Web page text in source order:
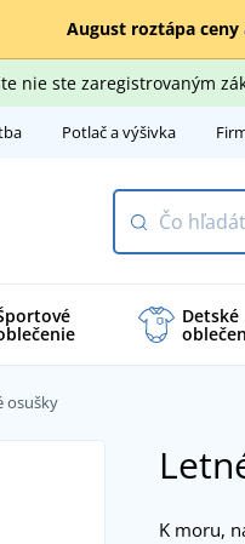
August roztápa ceny
nie ste zaregistrovaným
Potlač a výšivka
Detské
osušky
K moru,